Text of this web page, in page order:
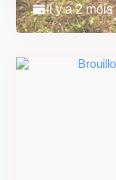
Il y a 2 mois